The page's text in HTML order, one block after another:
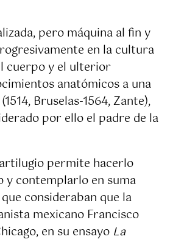
pero máquina al fin y
en la cultura
cuerpo y el ulterior
anatómicos a una
Bruselas-1564, Zante),
por ello el padre de la
permite hacerlo
y contemplarlo en suma
consideraban que la
mexicano Francisco
en su ensayo La